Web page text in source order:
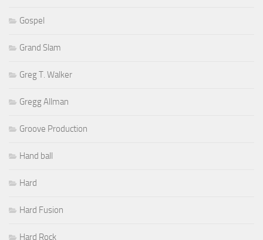
Gospel
Grand Slam
Greg T. Walker
Gregg Allman
Groove Production
Hand ball
Hard
Hard Fusion
Hard Rock